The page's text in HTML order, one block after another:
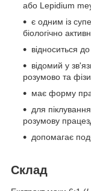
або Lepidium
є одним із
біологічно
відноситься
відомий у
розумово та
має форму
для
розумову
допомагає
Склад